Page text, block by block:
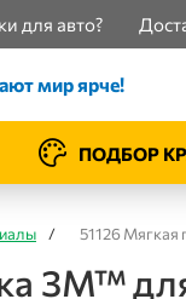
для авто?
мир ярче!
ПОДБОР
/ 51126
3M™